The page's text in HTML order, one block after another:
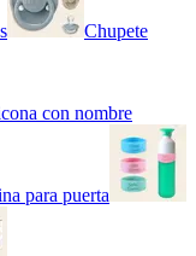
Chupete
con nombre
para puerta